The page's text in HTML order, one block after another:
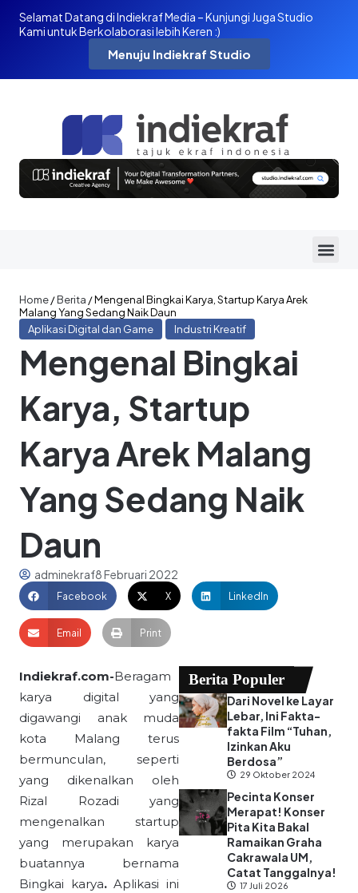
Selamat Datang di Indiekraf Media – Kunjungi Juga Studio
Kami untuk Berkolaborasi lebih Keren :)
Menuju Indiekraf Studio
Home/Berita /Mengenal Bingkai Karya, Startup Karya Arek
Malang Yang Sedang Naik Daun
Aplikasi Digital dan Game
Industri Kreatif
Mengenal Bingkai
Karya, Startup
Karya Arek Malang
Yang Sedang Naik
Daun
adminekraf8 Februari 2022
Facebook X LinkedIn
Email Print
Indiekraf.com-Beragam
karya digital yang
digawangi anak muda
kota Malang terus
bermunculan, seperti
yang dikenalkan oleh
Rizal Rozadi yang
mengenalkan startup
yang merupakan karya
buatannya bernama
Bingkai karya.Aplikasi ini
Berita Populer
Dari Novel ke Layar
Lebar, Ini Fakta-
fakta Film “Tuhan,
Izinkan Aku
Berdosa”
29 Oktober 2024
Pecinta Konser
Merapat! Konser
Pita Kita Bakal
Ramaikan Graha
Cakrawala UM,
Catat Tanggalnya!
17 Juli 2026